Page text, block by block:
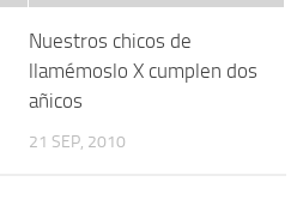
Nuestros chicos de
llamémoslo X cumplen dos
añicos
21 SEP, 2010